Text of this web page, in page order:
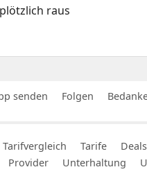
raus
senden Folgen
Tarifvergleich Tarife Deals
Provider Unterhaltung